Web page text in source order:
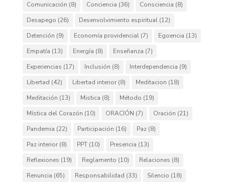
Comunicación (8) Conciencia (36) Consciencia (8)
Desapego (26) Desenvolvimiento espiritual(12)
Detención (9) Economía providencial(7) Egoencia (13)
Empatía (13) Energía (8) Enseñanza (7)
Experiencias (17) Inclusión (8) Interdependencia (9)
Libertad (42) Libertad interior(8) Meditacion (18)
Meditación (13) Mistica (8) Método (19)
Mística del Corazón (10) ORACIÓN (7) Oración (21)
Pandemia (22) Participación (16) Paz(8)
Paz interior(8) PPT(10) Presencia (13)
Reflexiones (19) Reglamento (10) Relaciones (8)
Renuncia (65) Responsabilidad (33) Silencio (18)